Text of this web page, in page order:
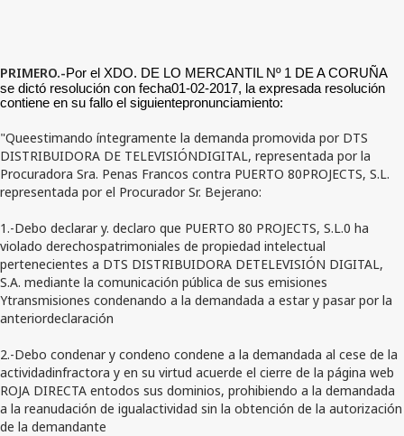
PRIMERO.-Por el XDO. DE LO MERCANTIL Nº 1 DE A CORUÑA
se dictó resolución con fecha01-02-2017, la expresada resolución
contiene en su fallo el siguientepronunciamiento:
"Queestimando íntegramente la demanda promovida por DTS
DISTRIBUIDORA DE TELEVISIÓNDIGITAL, representada por la
Procuradora Sra. Penas Francos contra PUERTO 80PROJECTS, S.L.
representada por el Procurador Sr. Bejerano:
1.-Debo declarar y. declaro que PUERTO 80 PROJECTS, S.L.0 ha
violado derechospatrimoniales de propiedad intelectual
pertenecientes a DTS DISTRIBUIDORA DETELEVISIÓN DIGITAL,
S.A. mediante la comunicación pública de sus emisiones
Ytransmisiones condenando a la demandada a estar y pasar por la
anteriordeclaración
2.-Debo condenar y condeno condene a la demandada al cese de la
actividadinfractora y en su virtud acuerde el cierre de la página web
ROJA DIRECTA entodos sus dominios, prohibiendo a la demandada
a la reanudación de igualactividad sin la obtención de la autorización
de la demandante